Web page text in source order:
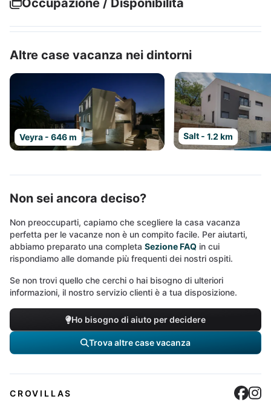
Occupazione / Disponibilità
Altre case vacanza nei dintorni
Veyra - 646 m Salt - 1.2 km
Non sei ancora deciso?
Non preoccuparti, capiamo che scegliere la casa vacanza
perfetta per le vacanze non è un compito facile. Per aiutarti,
abbiamo preparato una completa Sezione FAQ in cui
rispondiamo alle domande più frequenti dei nostri ospiti.
Se non trovi quello che cerchi o hai bisogno di ulteriori
informazioni, il nostro servizio clienti è a tua disposizione.
Ho bisogno di aiuto per decidere
Trova altre case vacanza
CROVILLAS